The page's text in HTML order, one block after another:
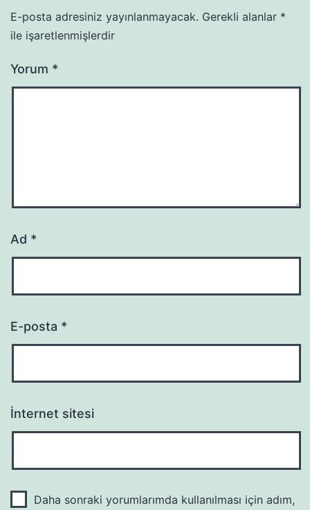
E-posta adresiniz yayınlanmayacak. Gerekli alanlar *
ile işaretlenmişlerdir
Yorum *
Ad *
E-posta *
İnternet sitesi
Daha sonraki yorumlarımda kullanılması için adım,